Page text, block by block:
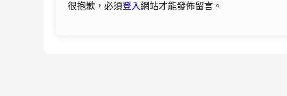
很抱歉，必須登入網站才能發佈留言。